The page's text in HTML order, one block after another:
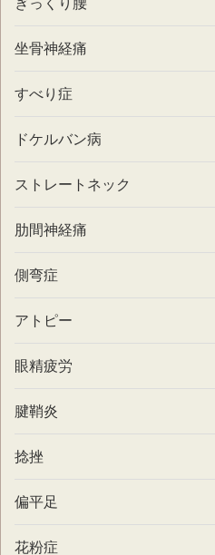
ぎっくり腰
坐骨神経痛
すべり症
ドケルバン病
ストレートネック
肋間神経痛
側弯症
アトピー
眼精疲労
腱鞘炎
捻挫
偏平足
花粉症